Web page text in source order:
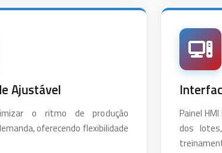
Ajustável
o ritmo de produção
oferecendo flexibilidade
Painel
dos